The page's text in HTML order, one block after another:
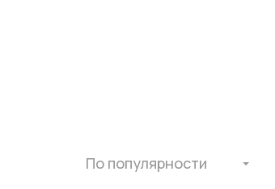
По популярности